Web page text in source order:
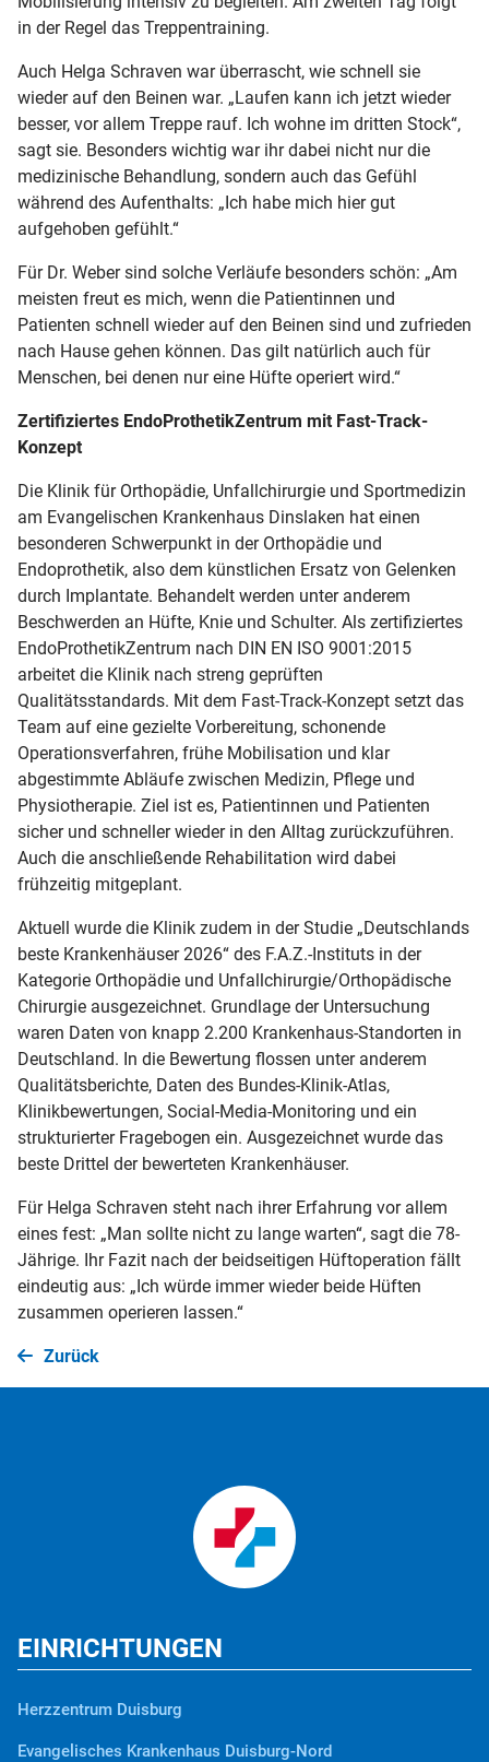
in der Regel das Treppentraining.
Auch Helga Schraven war überrascht, wie schnell sie
wieder auf den Beinen war. „Laufen kann ich jetzt wieder
besser, vor allem Treppe rauf. Ich wohne im dritten Stock“,
sagt sie. Besonders wichtig war ihr dabei nicht nur die
medizinische Behandlung, sondern auch das Gefühl
während des Aufenthalts: „Ich habe mich hier gut
aufgehoben gefühlt.“
Für Dr. Weber sind solche Verläufe besonders schön: „Am
meisten freut es mich, wenn die Patientinnen und
Patienten schnell wieder auf den Beinen sind und zufrieden
nach Hause gehen können. Das gilt natürlich auch für
Menschen, bei denen nur eine Hüfte operiert wird.“
Zertifiziertes EndoProthetikZentrum mit Fast-Track-
Konzept
Die Klinik für Orthopädie, Unfallchirurgie und Sportmedizin
am Evangelischen Krankenhaus Dinslaken hat einen
besonderen Schwerpunkt in der Orthopädie und
Endoprothetik, also dem künstlichen Ersatz von Gelenken
durch Implantate. Behandelt werden unter anderem
Beschwerden an Hüfte, Knie und Schulter. Als zertifiziertes
EndoProthetikZentrum nach DIN EN ISO 9001:2015
arbeitet die Klinik nach streng geprüften
Qualitätsstandards. Mit dem Fast-Track-Konzept setzt das
Team auf eine gezielte Vorbereitung, schonende
Operationsverfahren, frühe Mobilisation und klar
abgestimmte Abläufe zwischen Medizin, Pflege und
Physiotherapie. Ziel ist es, Patientinnen und Patienten
sicher und schneller wieder in den Alltag zurückzuführen.
Auch die anschließende Rehabilitation wird dabei
frühzeitig mitgeplant.
Aktuell wurde die Klinik zudem in der Studie „Deutschlands
beste Krankenhäuser 2026“ des F.A.Z.-Instituts in der
Kategorie Orthopädie und Unfallchirurgie/Orthopädische
Chirurgie ausgezeichnet. Grundlage der Untersuchung
waren Daten von knapp 2.200 Krankenhaus-Standorten in
Deutschland. In die Bewertung flossen unter anderem
Qualitätsberichte, Daten des Bundes-Klinik-Atlas,
Klinikbewertungen, Social-Media-Monitoring und ein
strukturierter Fragebogen ein. Ausgezeichnet wurde das
beste Drittel der bewerteten Krankenhäuser.
Für Helga Schraven steht nach ihrer Erfahrung vor allem
eines fest: „Man sollte nicht zu lange warten“, sagt die 78-
Jährige. Ihr Fazit nach der beidseitigen Hüftoperation fällt
eindeutig aus: „Ich würde immer wieder beide Hüften
zusammen operieren lassen.“
Zurück
EINRICHTUNGEN
Herzzentrum Duisburg
Evangelisches Krankenhaus Duisburg-Nord